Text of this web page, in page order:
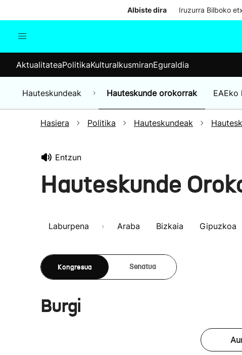
Albiste dira Iruzurra Bilboko
Munduko albisteak
Hauteskundeak
AktualitateaPolitikaKulturaIkusmiranEguraldia
Hauteskundeak Hauteskunde orokorrak EAEko
Hasiera Politika Hauteskundeak
Entzun
Hauteskunde
Laburpena Araba Bizkaia Gipuzkoa
Kongresua Senatua
Burgi